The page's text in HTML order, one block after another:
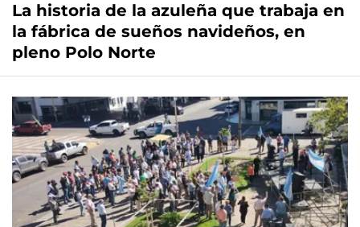
La historia de la azuleña que trabaja en
la fábrica de sueños navideños, en
pleno Polo Norte